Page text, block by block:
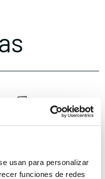
usan para personalizar
funciones de redes